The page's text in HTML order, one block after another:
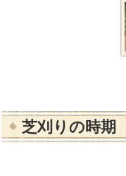
芝刈りの時期